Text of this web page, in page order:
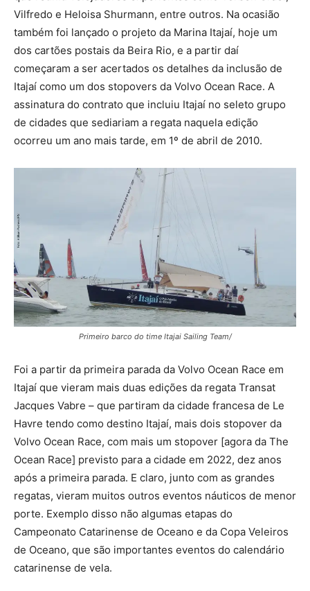
Vilfredo e Heloisa Shurmann, entre outros. Na ocasião
também foi lançado o projeto da Marina Itajaí, hoje um
dos cartões postais da Beira Rio, e a partir daí
começaram a ser acertados os detalhes da inclusão de
Itajaí como um dos stopovers da Volvo Ocean Race. A
assinatura do contrato que incluiu Itajaí no seleto grupo
de cidades que sediariam a regata naquela edição
ocorreu um ano mais tarde, em 1º de abril de 2010.
Primeiro barco do time Itajai Sailing Team/
Foi a partir da primeira parada da Volvo Ocean Race em
Itajaí que vieram mais duas edições da regata Transat
Jacques Vabre – que partiram da cidade francesa de Le
Havre tendo como destino Itajaí, mais dois stopover da
Volvo Ocean Race, com mais um stopover [agora da The
Ocean Race] previsto para a cidade em 2022, dez anos
após a primeira parada. E claro, junto com as grandes
regatas, vieram muitos outros eventos náuticos de menor
porte. Exemplo disso não algumas etapas do
Campeonato Catarinense de Oceano e da Copa Veleiros
de Oceano, que são importantes eventos do calendário
catarinense de vela.